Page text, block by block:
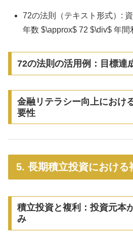
72の法則（テキスト形式）:
年数 $\approx$ 72 $\div$ 年間
72の法則の活用例：目標達
金融リテラシー向上におけ
要性
5. 長期積立投資における
積立投資と複利：投資元本
み